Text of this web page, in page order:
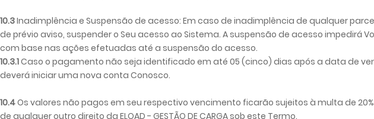
10.3Inadimplência e Suspensão de acesso: Em caso de inadimplência de qualquer
de prévio aviso, suspender o Seu acesso ao Sistema. A suspensão de acesso
com base nas ações efetuadas até a suspensão do acesso.
10.3.1Caso o pagamento não seja identificado em até 05 (cinco) dias após a data de
deverá iniciar uma nova conta Conosco.
10.4Os valores não pagos em seu respectivo vencimento ficarão sujeitos à multa de
de qualquer outro direito da ELOAD - GESTÃO DE CARGA sob este Termo.